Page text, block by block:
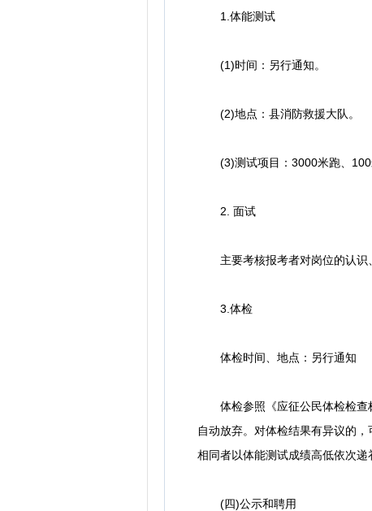
1.体能测试
(1)时间：另行通知。
(2)地点：县消防救援大队。
(3)测试项目：3000米跑、100
2. 面试
主要考核报考者对岗位的认识
3.体检
体检时间、地点：另行通知
体检参照《应征公民体检检查
自动放弃。对体检结果有异议的
相同者以体能测试成绩高低依次递
(四)公示和聘用